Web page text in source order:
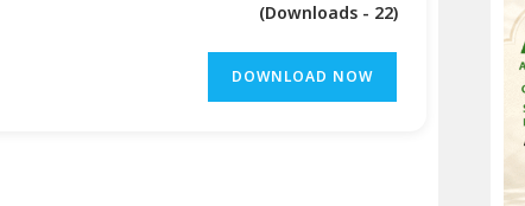
(Downloads - 22)
DOWNLOAD NOW